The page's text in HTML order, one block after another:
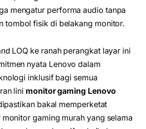
mengatur performa audio tanpa
tombol fisik di belakang monitor.
LOQ ke ranah perangkat layar ini
nyata Lenovo dalam
inklusif bagi semua
lini monitor gaming Lenovo
bakal memperketat
gaming murah yang selama